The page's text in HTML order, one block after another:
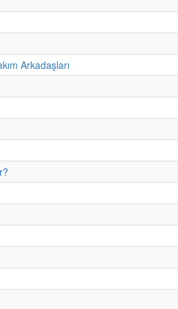
Arkadaşları